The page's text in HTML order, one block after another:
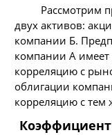
Рассмотрим
двух активов:
компании Б.
компании А
корреляцию с
облигации
корреляцию с тем
Коэффициент